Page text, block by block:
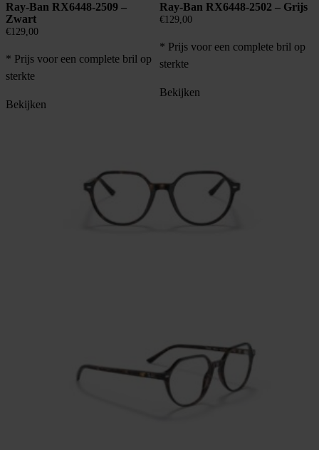
Ray-Ban RX6448-2509 –
Zwart
€129,00
* Prijs voor een complete bril op
sterkte
Bekijken
Ray-Ban RX6448-2502 – Grijs
€129,00
* Prijs voor een complete bril op
sterkte
Bekijken